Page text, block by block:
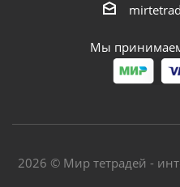
Мы
2026 © Мир тетрадей -